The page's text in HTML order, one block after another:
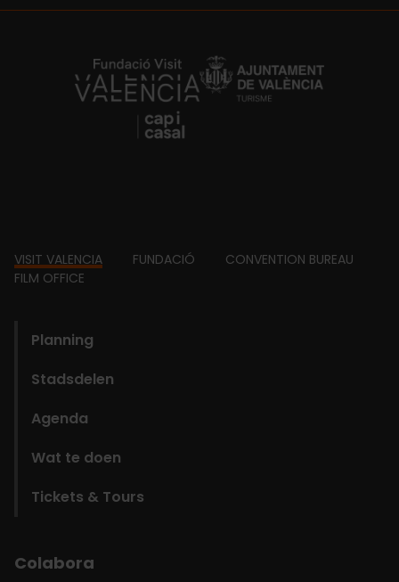
https://fundacion.visitvalencia.com/
Footer
VISIT VALENCIA FUNDACIÓ
CONVENTION BUREAU
FILM OFFICE
Planning
Stadsdelen
Agenda
Wat te doen
Tickets & Tours
Colabora